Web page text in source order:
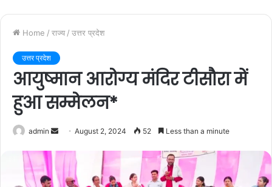
Home / राज्य / उत्तर प्रदेश
उत्तर प्रदेश
आयुष्मान आरोग्य मंदिर टीसौरा में
हुआ सम्मेलन*
admin
d
August 2, 2024 52 Less than a minute